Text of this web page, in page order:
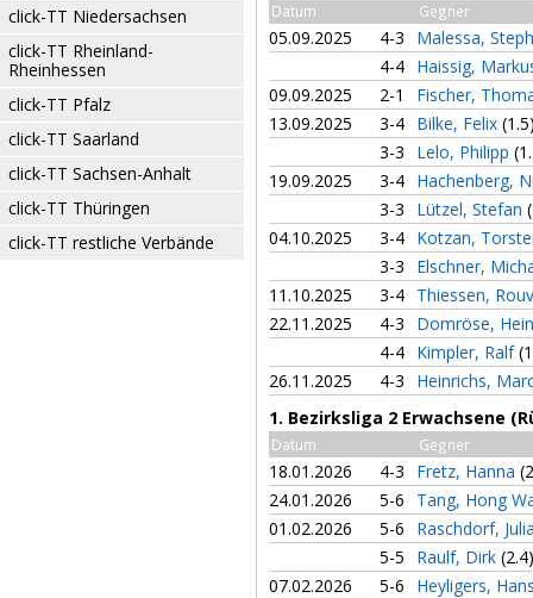
click-TT Niedersachsen
click-TT Rheinland-
Rheinhessen
click-TT Pfalz
click-TT Saarland
click-TT Sachsen-Anhalt
click-TT Thüringen
click-TT restliche Verbände
Datum Gegner
05.09.2025 4-3
Malessa,
4-4 Haissig,
09.09.2025
2-1
Fischer,
13.09.2025
3-4 Bilke, Felix
3-3
Lelo, Philipp
19.09.2025
3-4 Hachenberg,
3-3
Lützel, Stefan
04.10.2025
3-4 Kotzan,
3-3
Elschner,
11.10.2025
3-4 Thiessen,
22.11.2025
4-3
Domröse,
4-4 Kimpler, Ralf
26.11.2025
4-3
Heinrichs,
1. Bezirksliga 2 Erwachsene
Datum Gegner
18.01.2026 4-3 Fretz, Hanna
24.01.2026
5-6
Tang, Hong
01.02.2026
5-6
Raschdorf,
5-5
Raulf, Dirk (2.4)
07.02.2026
5-6
Heyligers,